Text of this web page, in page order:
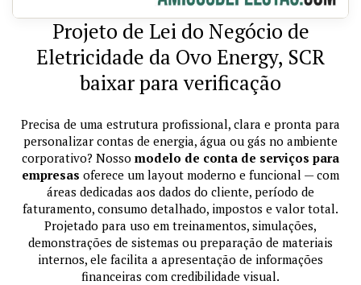
Projeto de Lei do Negócio de
Eletricidade da Ovo Energy, SCR
baixar para verificação
Precisa de uma estrutura profissional, clara e pronta para
personalizar contas de energia, água ou gás no ambiente
corporativo? Nosso modelo de conta de serviços para
empresas oferece um layout moderno e funcional — com
áreas dedicadas aos dados do cliente, período de
faturamento, consumo detalhado, impostos e valor total.
Projetado para uso em treinamentos, simulações,
demonstrações de sistemas ou preparação de materiais
internos, ele facilita a apresentação de informações
financeiras com credibilidade visual.